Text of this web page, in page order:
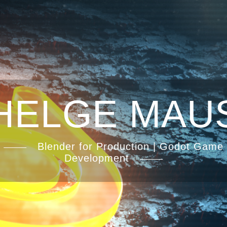
Blender for Production | Godot Game
Development